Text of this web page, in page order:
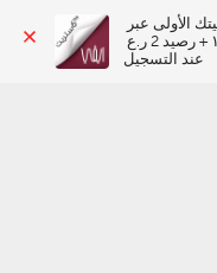
عند التسجيل